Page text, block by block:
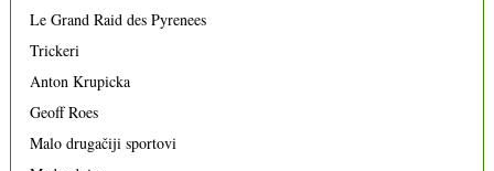
Le Grand Raid des Pyrenees
Trickeri
Anton Krupicka
Geoff Roes
Malo drugačiji sportovi